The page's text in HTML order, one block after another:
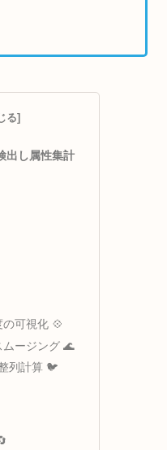
出し属性集計
可視化 💠
ージング 🌊
列計算 🐦